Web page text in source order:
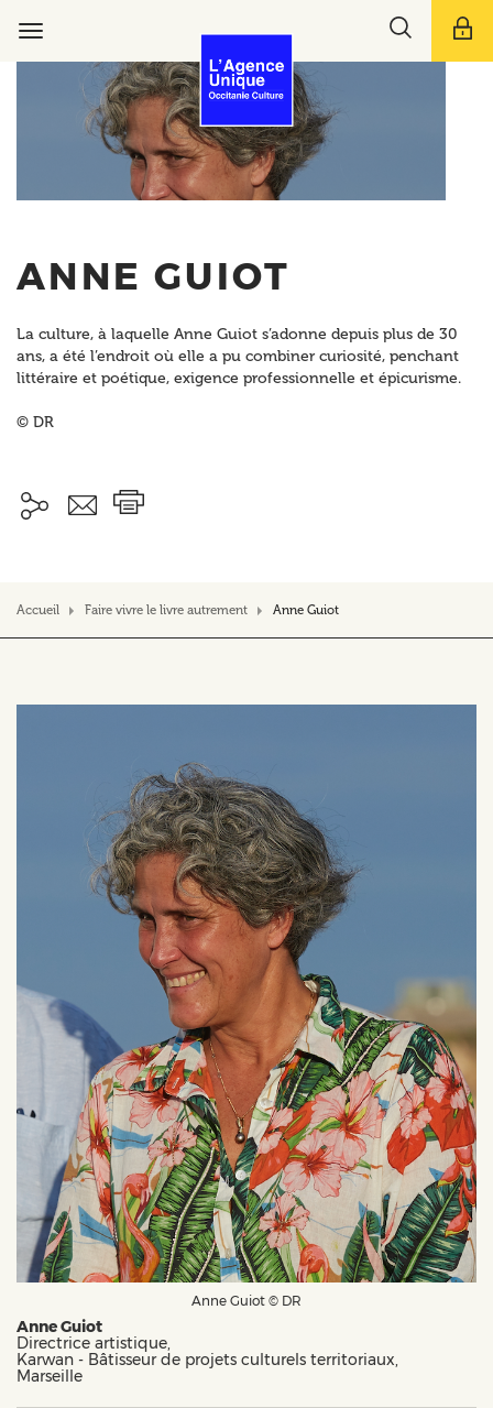
navigation
Toggle
ANNE GUIOT
La culture, à laquelle Anne Guiot s’adonne depuis plus de 30
ans, a été l’endroit où elle a pu combiner curiosité, penchant
littéraire et poétique, exigence professionnelle et épicurisme.
© DR
Accueil Faire vivre le livre autrement Anne Guiot
Anne Guiot © DR
Anne Guiot
Directrice artistique,
Karwan - Bâtisseur de projets culturels territoriaux,
Marseille